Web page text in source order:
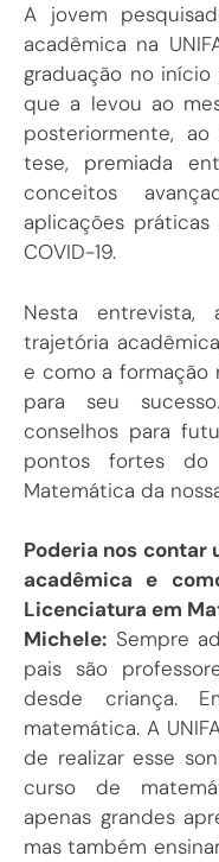
A jovem
acadêmica na
graduação no início
que a levou ao
posteriormente, ao
tese, premiada
conceitos
aplicações
COVID-19.
Nesta entrevista,
trajetória
e como a formação
para seu
conselhos para
pontos fortes do
Matemática da
Poderia nos contar
acadêmica e
Licenciatura em
Michele: Sempre
pais são
desde criança.
matemática. A
de realizar esse
curso de
apenas grandes
mas também